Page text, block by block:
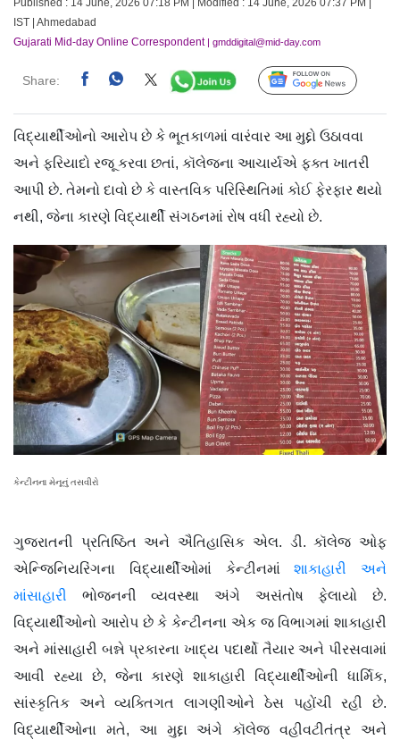
Published : 14 June, 2026 07:18 PM | Modified : 14 June, 2026 07:37 PM |
IST | Ahmedabad
Gujarati Mid-day Online Correspondent| gmddigital@mid-day.com
Share: Follow Us
વિદ્યાર્થીઓનો આરોપ છે કે ભૂતકાળમાં વારંવાર આ મુદ્દો ઉઠાવવા
અને ફરિયાદો રજૂ કરવા છતાં, કૉલેજના આચાર્યએ ફક્ત ખાતરી
આપી છે. તેમનો દાવો છે કે વાસ્તવિક પરિસ્થિતિમાં કોઈ ફેરફાર થયો
નથી, જેના કારણે વિદ્યાર્થી સંગઠનમાં રોષ વધી રહ્યો છે.
કેન્ટીનના મેનૂનું તસવીરો
ગુજરાતની પ્રતિષ્ઠિત અને ઐતિહાસિક એલ. ડી. કૉલેજ ઓફ
એન્જિનિયરિંગના વિદ્યાર્થીઓમાં કેન્ટીનમાંશાકાહારી અને
માંસાહારી ભોજનની વ્યવસ્થા અંગે અસંતોષ ફેલાયો છે.
વિદ્યાર્થીઓનો આરોપ છે કે કેન્ટીનના એક જ વિભાગમાં શાકાહારી
અને માંસાહારી બન્ને પ્રકારના ખાદ્ય પદાર્થો તૈયાર અને પીરસવામાં
આવી રહ્યા છે, જેના કારણે શાકાહારી વિદ્યાર્થીઓની ધાર્મિક,
સાંસ્કૃતિક અને વ્યક્તિગત લાગણીઓને ઠેસ પહોંચી રહી છે.
વિદ્યાર્થીઓના મતે, આ મુદ્દા અંગે કૉલેજ વહીવટીતંત્ર અને